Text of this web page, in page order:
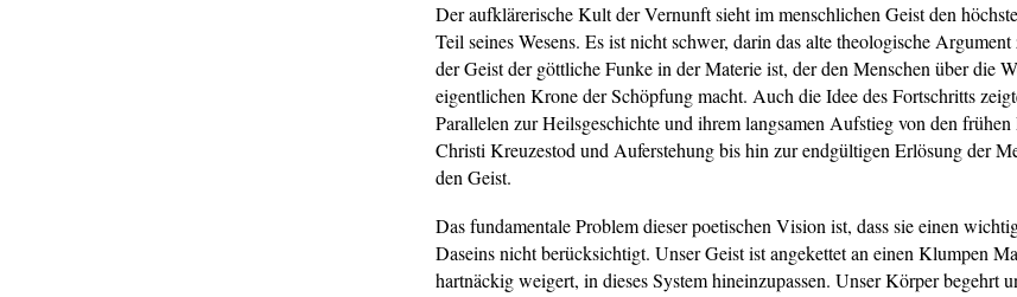
Der aufklärerische Kult der Vernunft sieht im menschlichen Geist den
Teil seines Wesens. Es ist nicht schwer, darin das alte theologische Argument
der Geist der göttliche Funke in der Materie ist, der den Menschen über die
eigentlichen Krone der Schöpfung macht. Auch die Idee des Fortschritts
Parallelen zur Heilsgeschichte und ihrem langsamen Aufstieg von den frühen
Christi Kreuzestod und Auferstehung bis hin zur endgültigen Erlösung der
den Geist.
Das fundamentale Problem dieser poetischen Vision ist, dass sie einen
Daseins nicht berücksichtigt. Unser Geist ist angekettet an einen Klumpen
hartnäckig weigert, in dieses System hineinzupassen. Unser Körper begehrt